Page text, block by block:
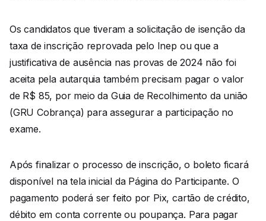
Os candidatos que tiveram a solicitação de isenção da
taxa de inscrição reprovada pelo Inep ou que a
justificativa de ausência nas provas de 2024 não foi
aceita pela autarquia também precisam pagar o valor
de R$ 85, por meio da Guia de Recolhimento da união
(GRU Cobrança) para assegurar a participação no
exame.
Após finalizar o processo de inscrição, o boleto ficará
disponível na tela inicial da Página do Participante. O
pagamento poderá ser feito por Pix, cartão de crédito,
débito em conta corrente ou poupança. Para pagar